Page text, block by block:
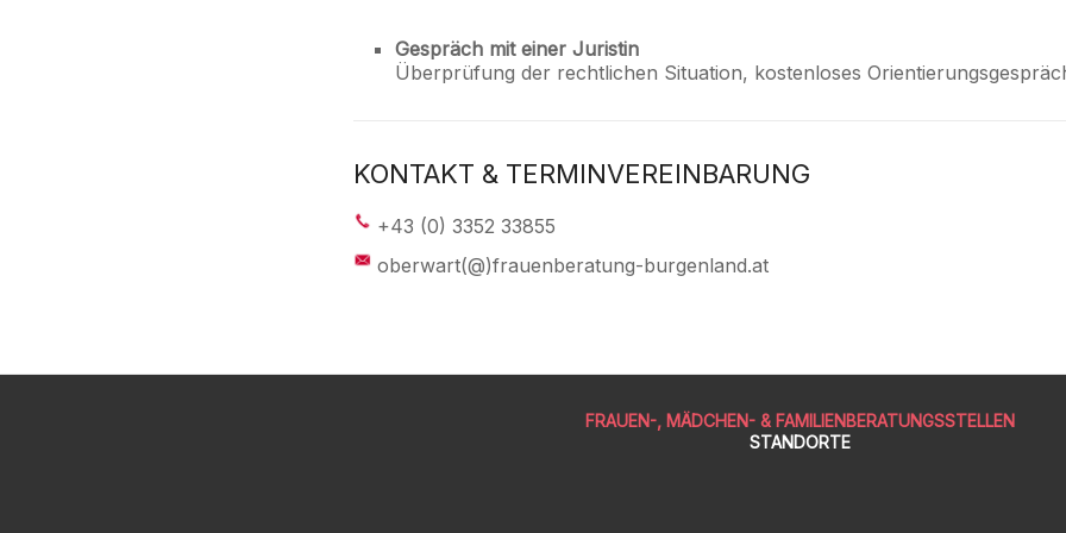
Gespräch mit einer Juristin
Überprüfung der rechtlichen Situation, kostenloses
KONTAKT & TERMINVEREINBARUNG
+43 (0) 3352 33855
oberwart(@)frauenberatung-burgenland.at
FRAUEN-, MÄDCHEN- & FAMILIENBERATUNGSSTELLEN
STANDORTE